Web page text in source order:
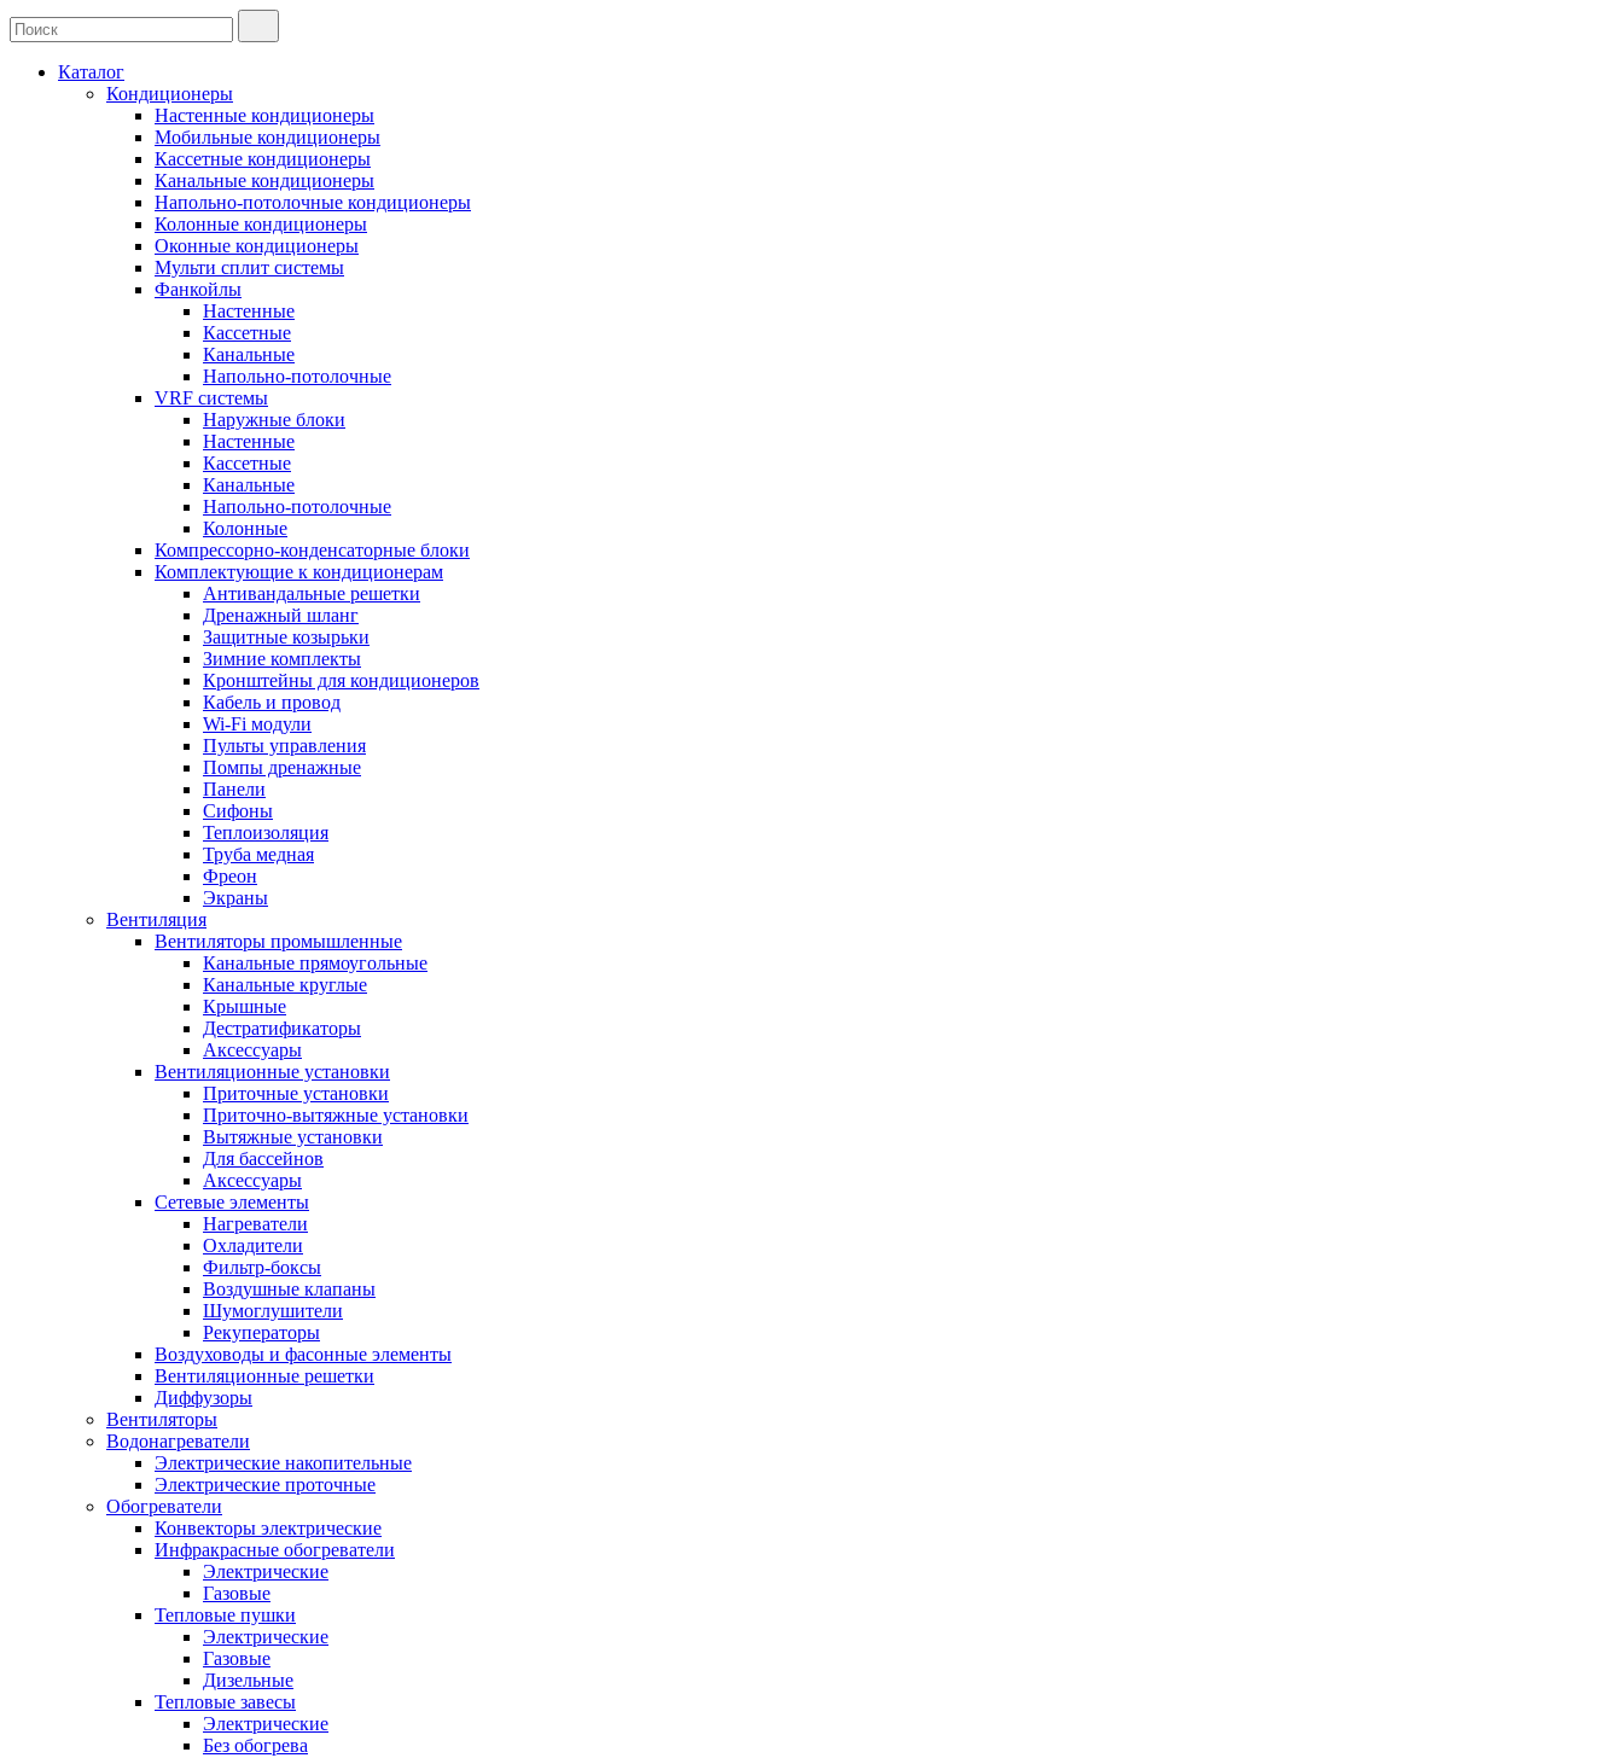
Каталог
Кондиционеры
Настенные кондиционеры
Мобильные кондиционеры
Кассетные кондиционеры
Канальные кондиционеры
Напольно-потолочные кондиционеры
Колонные кондиционеры
Оконные кондиционеры
Мульти сплит системы
Фанкойлы
Настенные
Кассетные
Канальные
Напольно-потолочные
VRF системы
Наружные блоки
Настенные
Кассетные
Канальные
Напольно-потолочные
Колонные
Компрессорно-конденсаторные блоки
Комплектующие к кондиционерам
Антивандальные решетки
Дренажный шланг
Защитные козырьки
Зимние комплекты
Кронштейны для кондиционеров
Кабель и провод
Wi-Fi модули
Пульты управления
Помпы дренажные
Панели
Сифоны
Теплоизоляция
Труба медная
Фреон
Экраны
Вентиляция
Вентиляторы промышленные
Канальные прямоугольные
Канальные круглые
Крышные
Дестратификаторы
Аксессуары
Вентиляционные установки
Приточные установки
Приточно-вытяжные установки
Вытяжные установки
Для бассейнов
Аксессуары
Сетевые элементы
Нагреватели
Охладители
Фильтр-боксы
Воздушные клапаны
Шумоглушители
Рекуператоры
Воздуховоды и фасонные элементы
Вентиляционные решетки
Диффузоры
Вентиляторы
Водонагреватели
Электрические накопительные
Электрические проточные
Обогреватели
Конвекторы электрические
Инфракрасные обогреватели
Электрические
Газовые
Тепловые пушки
Электрические
Газовые
Дизельные
Тепловые завесы
Электрические
Без обогрева